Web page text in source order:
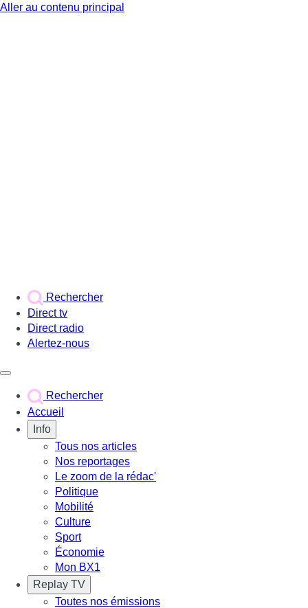
Aller au contenu principal
Rechercher
Direct tv
Direct radio
Alertez-nous
Rechercher
Accueil
Info
Tous nos articles
Nos reportages
Le zoom de la rédac'
Politique
Mobilité
Culture
Sport
Économie
Mon BX1
Replay TV
Toutes nos émissions